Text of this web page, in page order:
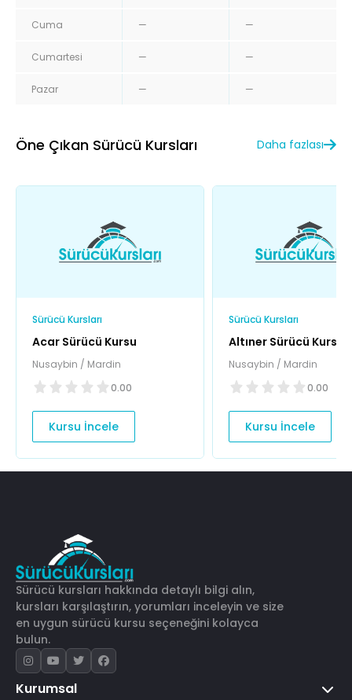
Cuma — —
Cumartesi — —
Pazar — —
Öne Çıkan Sürücü Kursları Daha fazlası
Sürücü Kursları
Acar Sürücü Kursu
Nusaybin / Mardin
0.00
Kursu İncele
Sürücü Kursları
Altıner Sürücü Kursu
Nusaybin / Mardin
0.00
Kursu İncele
Sürücü kursları hakkında detaylı bilgi alın,
kursları karşılaştırın, yorumları inceleyin ve size
en uygun sürücü kursu seçeneğini kolayca
bulun.
Kurumsal